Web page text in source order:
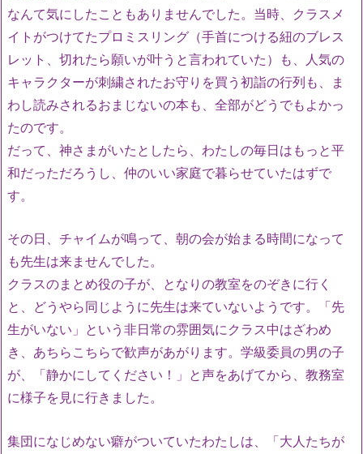
なんて気にしたこともありませんでした。当時、クラスメ
イトがつけてたプロミスリング（手首につける紐のブレス
レット、切れたら願いが叶うと言われていた）も、人気の
キャラクターが刺繍されたお守りを買う初詣の行列も、ま
わし読みされるおまじないの本も、全部がどうでもよかっ
たのです。
だって、神さまがいたとしたら、わたしの毎日はもっと平
和だっただろうし、仲のいい家庭で暮らせていたはずで
す。
その日、チャイムが鳴って、朝の会が始まる時間になって
も先生は来ませんでした。
クラスのまとめ役の子が、となりの教室をのぞきに行く
と、どうやら同じように先生は来ていないようです。「先
生がいない」という非日常の雰囲気にクラス中はざわめ
き、あちらこちらで歓声があがります。学級委員の男の子
が、「静かにしてください！」と声をあげてから、教務室
に様子を見に行きました。
集団になじめない癖がついていたわたしは、「大人たちが